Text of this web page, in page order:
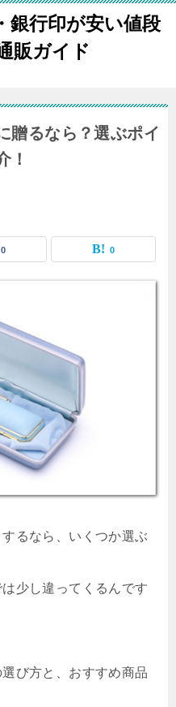
銀行印が安い値段
販ガイド
贈るなら？選ぶポイ
！
0 0
るなら、いくつか選ぶ
少し違ってくるんです
び方と、おすすめ商品